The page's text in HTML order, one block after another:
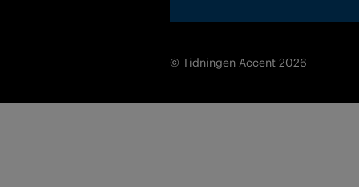
© Tidningen Accent 2026